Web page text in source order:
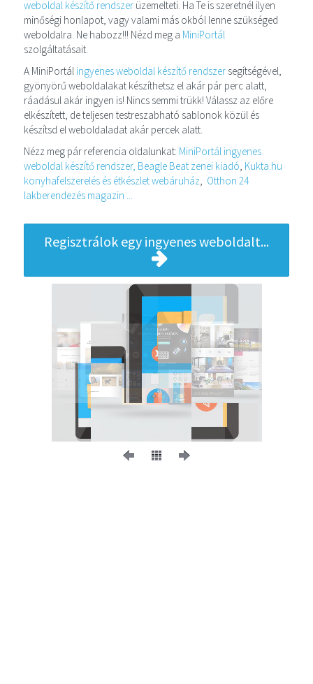
weboldal készítő rendszer üzemelteti. Ha Te is szeretnél ilyen
minőségi honlapot, vagy valami más okból lenne szükséged
weboldalra. Ne habozz!!! Nézd meg a MiniPortál
szolgáltatásait.
A MiniPortál ingyenes weboldal készítő rendszer segítségével,
gyönyörű weboldalakat készíthetsz el akár pár perc alatt,
ráadásul akár ingyen is! Nincs semmi trükk! Válassz az előre
elkészített, de teljesen testreszabható sablonok közül és
készítsd el weboldaladat akár percek alatt.
Nézz meg pár referencia oldalunkat: MiniPortál ingyenes
weboldal készítő rendszer, Beagle Beat zenei kiadó, Kukta.hu
konyhafelszerelés és étkészlet webáruház, Otthon 24
lakberendezés magazin ...
Regisztrálok egy ingyenes weboldalt...